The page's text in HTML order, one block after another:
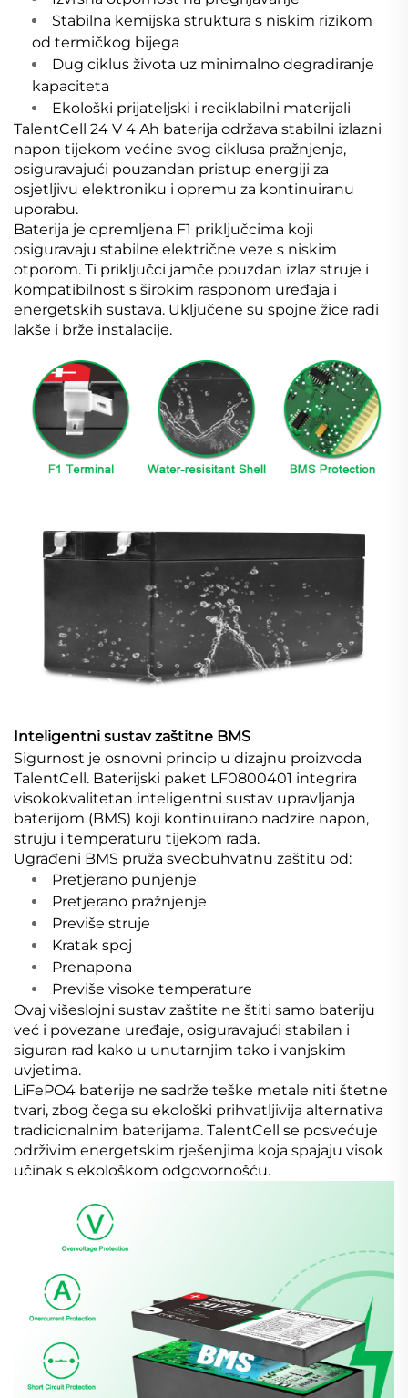
Stabilna kemijska struktura s niskim rizikom
od termičkog bijega
Dug ciklus života uz minimalno degradiranje
kapaciteta
Ekološki prijateljski i reciklabilni materijali
TalentCell 24 V 4 Ah baterija održava stabilni izlazni
napon tijekom većine svog ciklusa pražnjenja,
osiguravajući pouzandan pristup energiji za
osjetljivu elektroniku i opremu za kontinuiranu
uporabu.
Baterija je opremljena F1 priključcima koji
osiguravaju stabilne električne veze s niskim
otporom. Ti priključci jamče pouzdan izlaz struje i
kompatibilnost s širokim rasponom uređaja i
energetskih sustava. Uključene su spojne žice radi
lakše i brže instalacije.
Inteligentni sustav zaštitne BMS
Sigurnost je osnovni princip u dizajnu proizvoda
TalentCell. Baterijski paket LF0800401 integrira
visokokvalitetan inteligentni sustav upravljanja
baterijom (BMS) koji kontinuirano nadzire napon,
struju i temperaturu tijekom rada.
Ugrađeni BMS pruža sveobuhvatnu zaštitu od:
Pretjerano punjenje
Pretjerano pražnjenje
Previše struje
Kratak spoj
Prenapona
Previše visoke temperature
Ovaj višeslojni sustav zaštite ne štiti samo bateriju
već i povezane uređaje, osiguravajući stabilan i
siguran rad kako u unutarnjim tako i vanjskim
uvjetima.
LiFePO4 baterije ne sadrže teške metale niti štetne
tvari, zbog čega su ekološki prihvatljivija alternativa
tradicionalnim baterijama. TalentCell se posvećuje
održivim energetskim rješenjima koja spajaju visok
učinak s ekološkom odgovornošću.